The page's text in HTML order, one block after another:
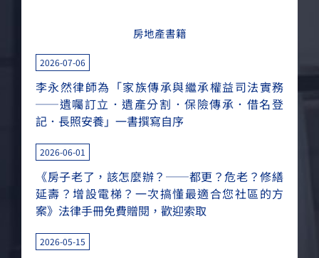
房地產書籍
2026-07-06
李永然律師為「家族傳承與繼承權益司法實務
──遺囑訂立．遺產分割．保險傳承．借名登
記．長照安養」一書撰寫自序
2026-06-01
《房子老了，該怎麼辦？──都更？危老？修繕
延壽？增設電梯？一次搞懂最適合您社區的方
案》法律手冊免費贈閱，歡迎索取
2026-05-15